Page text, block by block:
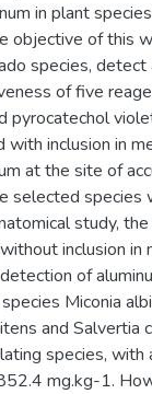
in plant
objective of this
species,
of five
pyrocatechol
inclusion in
at the site of
selected
study,
inclusion in
of
Miconia
and Salvertia
species,
mg.kg-1.